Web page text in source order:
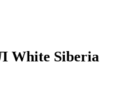
Siberia